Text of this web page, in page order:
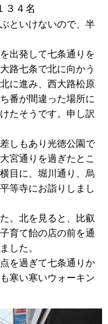
３４名
といけないので、半
出発して七条通りを
路七条で北に向かう
に進み、西大路松原
番が間違った場所に
たそうです。申し訳
しもあり光徳公園で
大宮通りを過ぎたとこ
目に、堀川通り、烏
等寺にお詣りしまし
。北を見ると、比叡
育て飴の店の前を通
した。
を過ぎて七条通りか
寒い寒いウォーキン